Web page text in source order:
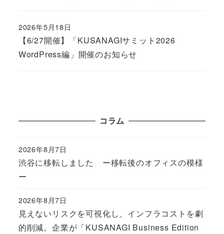
【6/27開催】「KUSANAGIサミット2026
WordPress編」開催のお知らせ
Published
2026年5月18日
コラム
渋谷に移転しました ー移転後のオフィスの模様
ー
Published
2026年8月7日
見えないリスクを可視化し、インフラコストを劇
的削減。企業が「KUSANAGI Business Edition
Published
2026年8月7日